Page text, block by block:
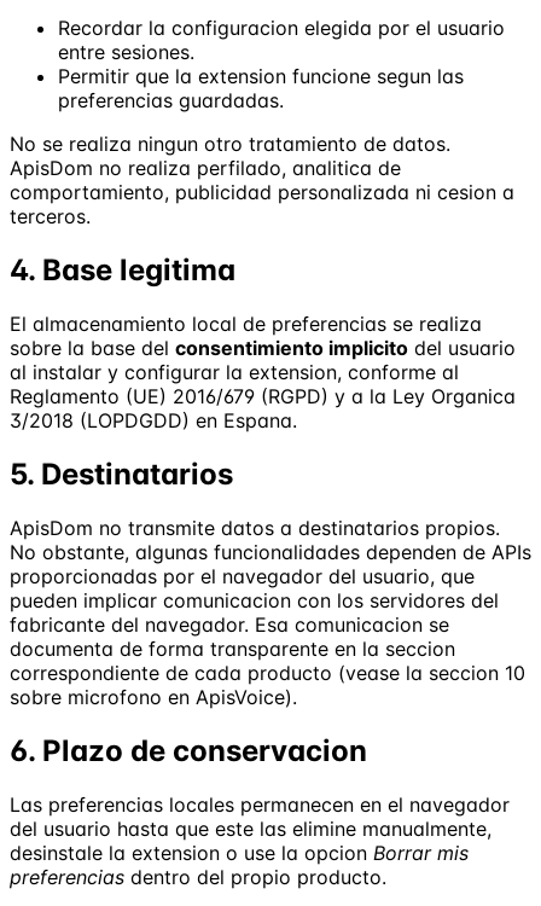
Recordar la configuracion elegida por el usuario
entre sesiones.
Permitir que la extension funcione segun las
preferencias guardadas.
No se realiza ningun otro tratamiento de datos.
ApisDom no realiza perfilado, analitica de
comportamiento, publicidad personalizada ni cesion a
terceros.
4. Base legitima
El almacenamiento local de preferencias se realiza
sobre la base del consentimiento implicito del usuario
al instalar y configurar la extension, conforme al
Reglamento (UE) 2016/679 (RGPD) y a la Ley Organica
3/2018 (LOPDGDD) en Espana.
5. Destinatarios
ApisDom no transmite datos a destinatarios propios.
No obstante, algunas funcionalidades dependen de APIs
proporcionadas por el navegador del usuario, que
pueden implicar comunicacion con los servidores del
fabricante del navegador. Esa comunicacion se
documenta de forma transparente en la seccion
correspondiente de cada producto (vease la seccion 10
sobre microfono en ApisVoice).
6. Plazo de conservacion
Las preferencias locales permanecen en el navegador
del usuario hasta que este las elimine manualmente,
desinstale la extension o use la opcion Borrar mis
preferencias dentro del propio producto.